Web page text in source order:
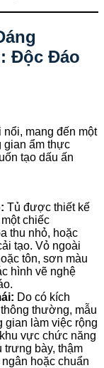
Độc Đáo
mang đến một
gian ẩm thực
tạo dấu ấn
Tủ được thiết kế
chiếc
thu nhỏ, hoặc
tạo. Vỏ ngoài
tôn, sơn màu
hình vẽ nghệ
Do có kích
thường, mẫu
gian làm việc rộng
vực chức năng
trưng bày, thậm
hoặc chuẩn